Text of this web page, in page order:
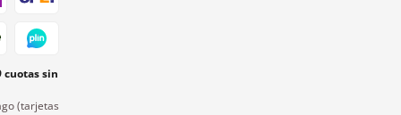
cuotas sin
(tarjetas